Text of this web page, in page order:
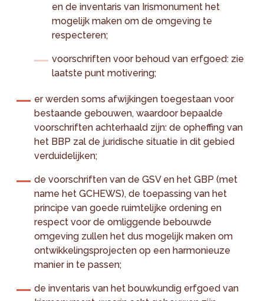
en de inventaris van Irismonument het
mogelijk maken om de omgeving te
respecteren;
voorschriften voor behoud van erfgoed: zie
laatste punt motivering;
er werden soms afwijkingen toegestaan voor
bestaande gebouwen, waardoor bepaalde
voorschriften achterhaald zijn: de opheffing van
het BBP zal de juridische situatie in dit gebied
verduidelijken;
de voorschriften van de GSV en het GBP (met
name het GCHEWS), de toepassing van het
principe van goede ruimtelijke ordening en
respect voor de omliggende bebouwde
omgeving zullen het dus mogelijk maken om
ontwikkelingsprojecten op een harmonieuze
manier in te passen;
de inventaris van het bouwkundig erfgoed van